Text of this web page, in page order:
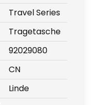
Travel Series
Tragetasche
92029080
CN
Linde